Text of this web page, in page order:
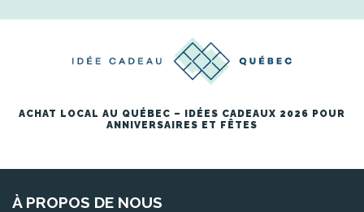
ACHAT LOCAL AU QUÉBEC – IDÉES CADEAUX 2026 POUR
ANNIVERSAIRES ET FÊTES
À PROPOS DE NOUS